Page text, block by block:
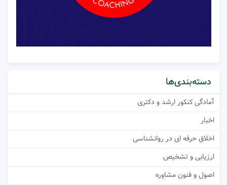
دسته‌بندی‌ها
آمادگی کنکور ارشد و دکتری
اخبار
اخلاق حرفه ای در روانشناسی
ارزیابی و تشخیص
اصول و فنون مشاوره